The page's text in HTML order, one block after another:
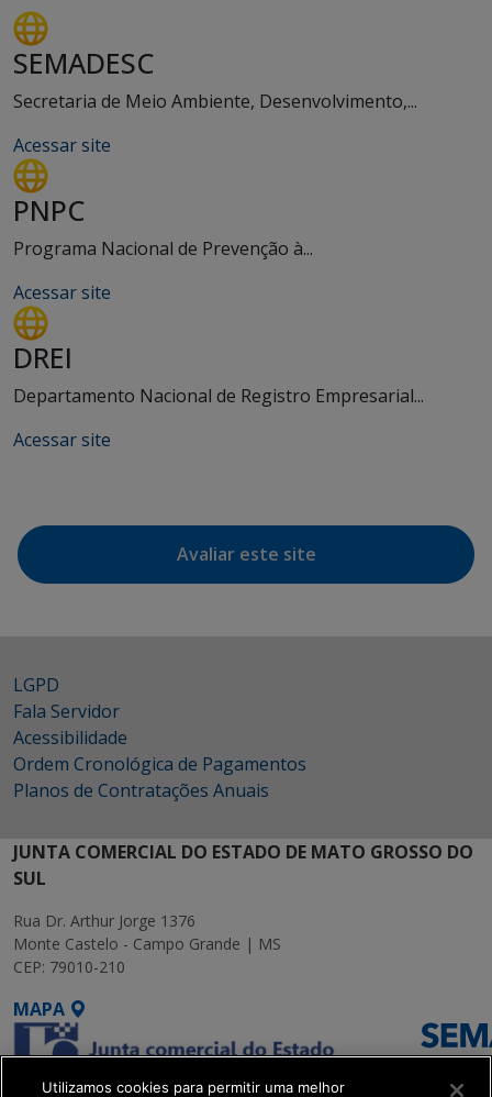
SEMADESC
Secretaria de Meio Ambiente, Desenvolvimento,...
Acessar site
PNPC
Programa Nacional de Prevenção à...
Acessar site
DREI
Departamento Nacional de Registro Empresarial...
Acessar site
Avaliar este site
LGPD
Fala Servidor
Acessibilidade
Ordem Cronológica de Pagamentos
Planos de Contratações Anuais
JUNTA COMERCIAL DO ESTADO DE MATO GROSSO DO
SUL
Rua Dr. Arthur Jorge 1376
Monte Castelo - Campo Grande | MS
CEP: 79010-210
MAPA
Utilizamos cookies para permitir uma melhor